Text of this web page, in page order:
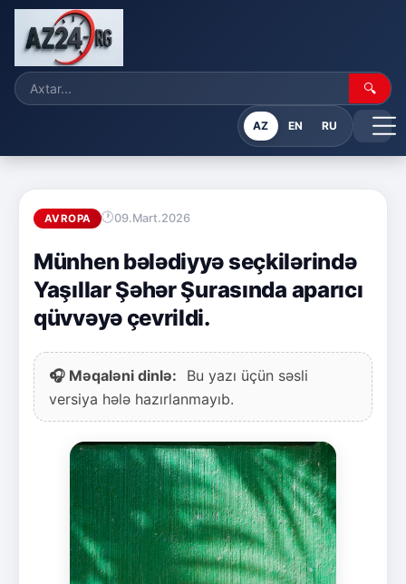
🔍
AZ EN RU
AVROPA 09.Mart.2026
Münhen bələdiyyə seçkilərində
Yaşıllar Şəhər Şurasında aparıcı
qüvvəyə çevrildi.
🎧 Məqaləni dinlə:
Bu yazı üçün səsli
versiya hələ hazırlanmayıb.